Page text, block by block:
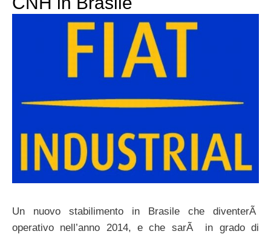
Un nuovo stabilimento in Brasile che diventerÃ
operativo nell’anno 2014, e che sarÃ in grado di